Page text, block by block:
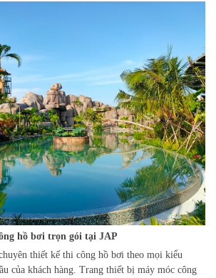
hồ bơi trọn gói tại JAP
thiết kế thi công hồ bơi theo mọi kiểu
của khách hàng. Trang thiết bị máy móc công